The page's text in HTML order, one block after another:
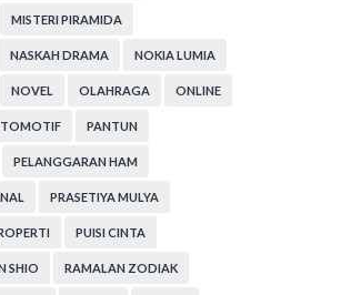
MISTERI PIRAMIDA
NASKAH DRAMA NOKIA LUMIA
NOVEL OLAHRAGA ONLINE
PANTUN
PELANGGARAN HAM
PRASETIYA MULYA
PUISI CINTA
SHIO RAMALAN ZODIAK